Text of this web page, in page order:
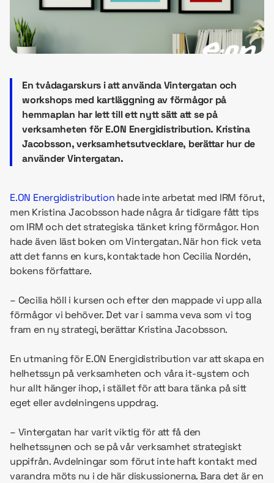
En tvådagarskurs i att använda Vintergatan och
workshops med kartläggning av förmågor på
hemmaplan har lett till ett nytt sätt att se på
verksamheten för E.ON Energidistribution. Kristina
Jacobsson, verksamhetsutvecklare, berättar hur de
använder Vintergatan.
E.ON Energidistribution hade inte arbetat med IRM förut,
men Kristina Jacobsson hade några år tidigare fått tips
om IRM och det strategiska tänket kring förmågor. Hon
hade även läst boken om Vintergatan. När hon fick veta
att det fanns en kurs, kontaktade hon Cecilia Nordén,
bokens författare.
– Cecilia höll i kursen och efter den mappade vi upp alla
förmågor vi behöver. Det var i samma veva som vi tog
fram en ny strategi, berättar Kristina Jacobsson.
En utmaning för E.ON Energidistribution var att skapa en
helhetssyn på verksamheten och våra it-system och
hur allt hänger ihop, i stället för att bara tänka på sitt
eget eller avdelningens uppdrag.
– Vintergatan har varit viktig för att få den
helhetssynen och se på vår verksamhet strategiskt
uppifrån. Avdelningar som förut inte haft kontakt med
varandra möts nu i de här diskussionerna. Bara det är en